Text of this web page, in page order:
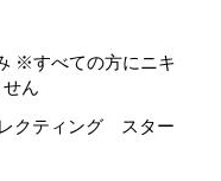
※すべての方にニキ
ん
クティング スター